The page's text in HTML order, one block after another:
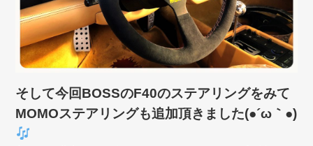
そして今回BOSSのF40のステアリングをみて
MOMOステアリングも追加頂きました(●´ω｀●)